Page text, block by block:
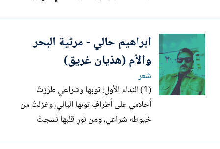
أحد يفتحه. كان الليل ثقيلًا، لا من شدة البرد
فقط، بل من الصقيع الذي بدا وكأنه يحمل
نية...
ابراهيم حالي - مرثية البحر
والأم (هذيان غريق)
شعر
(1) النداء الأول: ثوبها وشراعي طرّزتُ
أحلامي على أطرافِ ثوبها البالي، وغزلتُ من
خيوطه شراعي، ومن نورِ قلبها نسجتُ